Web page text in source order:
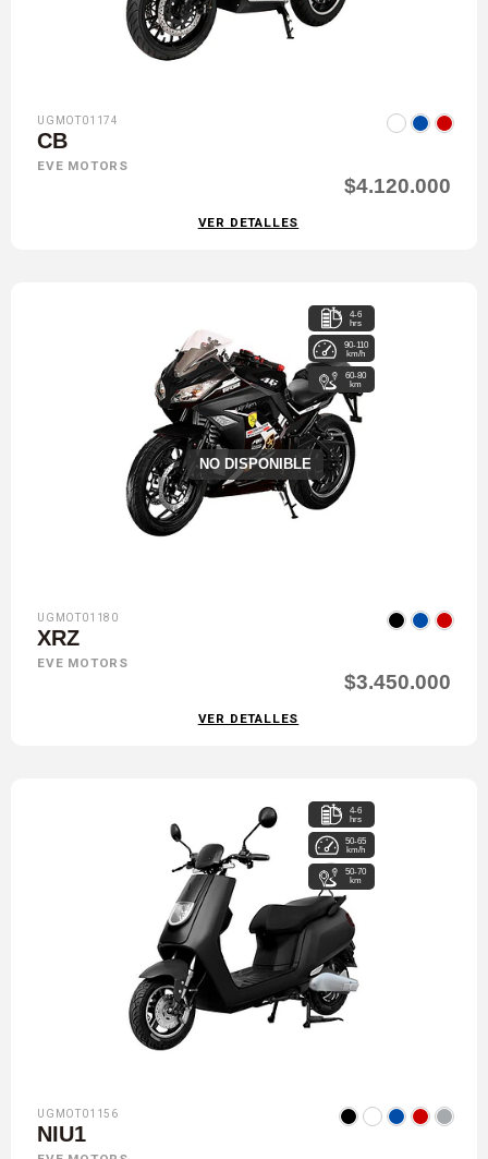
UGMOT01174
CB
EVE MOTORS
$4.120.000
VER DETALLES
NO DISPONIBLE
4-6
hrs
90-110
km/h
60-80
km
UGMOT01180
XRZ
EVE MOTORS
$3.450.000
VER DETALLES
4-6
hrs
50-65
km/h
50-70
km
UGMOT01156
NIU1